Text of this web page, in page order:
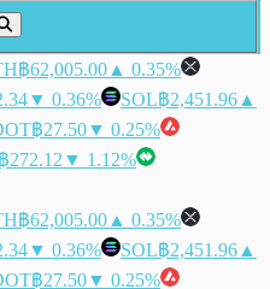
฿62,005.00 ▲ 0.35%
▼ 0.36% SOL฿2,451.96 ▲
฿27.50▼ 0.25%
฿272.12 ▼ 1.12%
฿62,005.00 ▲ 0.35%
▼ 0.36% SOL฿2,451.96 ▲
฿27.50▼ 0.25%